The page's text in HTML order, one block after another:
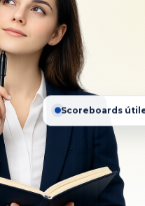
Scoreboards